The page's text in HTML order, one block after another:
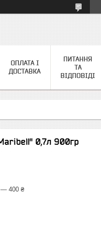
ОПЛАТА І
ДОСТАВКА
ПИТАННЯ
ТА
ВІДПОВІДІ
0,7л 900гр
— 400 ₴